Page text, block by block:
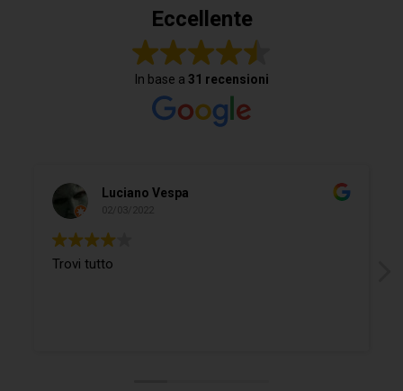
Eccellente
In base a 31 recensioni
Luciano Vespa
02/03/2022
Trovi tutto